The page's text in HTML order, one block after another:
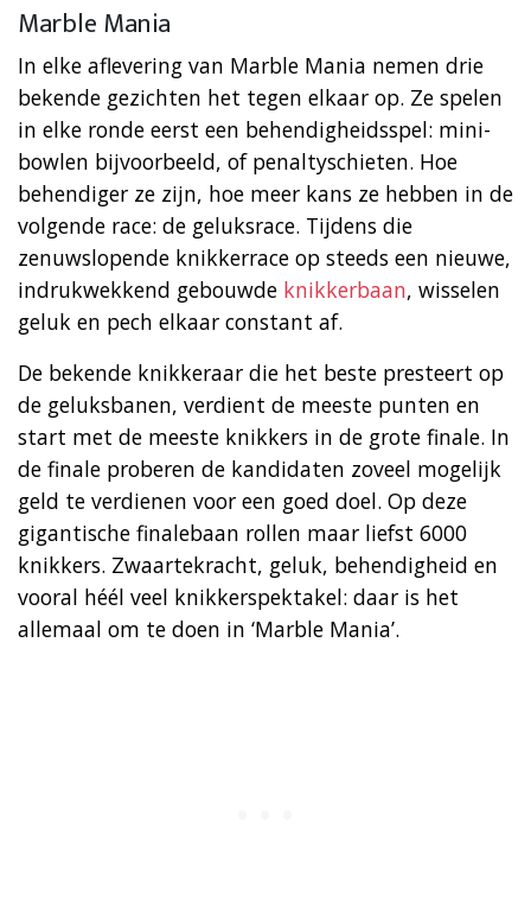
Marble Mania
In elke aflevering van Marble Mania nemen drie
bekende gezichten het tegen elkaar op. Ze spelen
in elke ronde eerst een behendigheidsspel: mini-
bowlen bijvoorbeeld, of penaltyschieten. Hoe
behendiger ze zijn, hoe meer kans ze hebben in de
volgende race: de geluksrace. Tijdens die
zenuwslopende knikkerrace op steeds een nieuwe,
indrukwekkend gebouwde knikkerbaan, wisselen
geluk en pech elkaar constant af.
De bekende knikkeraar die het beste presteert op
de geluksbanen, verdient de meeste punten en
start met de meeste knikkers in de grote finale. In
de finale proberen de kandidaten zoveel mogelijk
geld te verdienen voor een goed doel. Op deze
gigantische finalebaan rollen maar liefst 6000
knikkers. Zwaartekracht, geluk, behendigheid en
vooral héél veel knikkerspektakel: daar is het
allemaal om te doen in ‘Marble Mania’.